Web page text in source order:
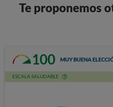
Te proponemos
100 MUY BUENA
ESCALA SALUDABLE